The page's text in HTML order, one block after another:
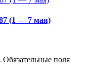
(1 — 7 мая)
Обязательные поля